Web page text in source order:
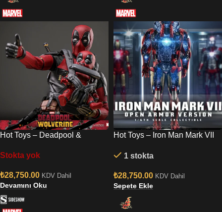
Hot Toys – Deadpool &
Scale
Stokta yok
₺28,750.00 KDV Dahil
Devamını Oku
Hot Toys – Iron Man Mark VII
Sixth Scale Diorama
1 stokta
₺28,750.00 KDV Dahil
Sepete Ekle